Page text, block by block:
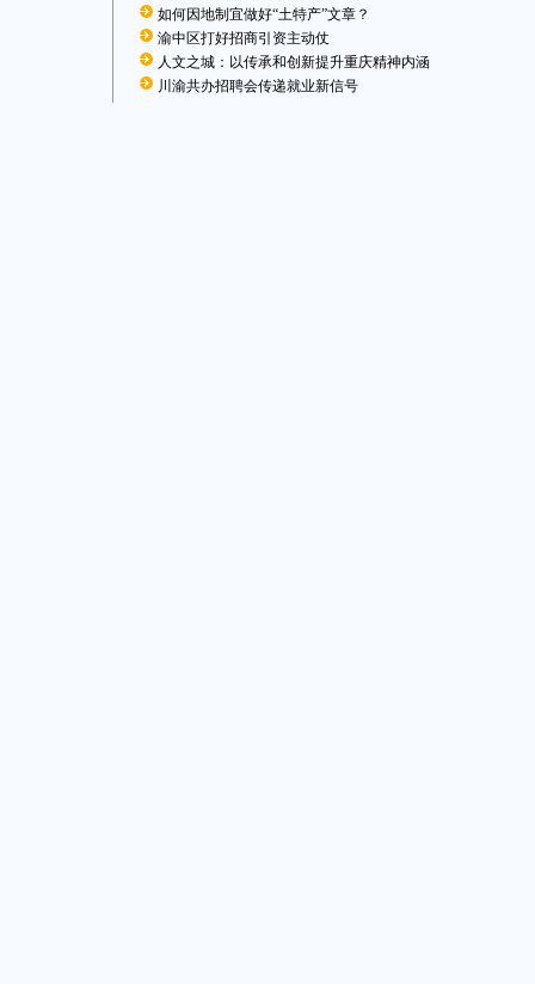
如何因地制宜做好“土特产”文章？
渝中区打好招商引资主动仗
人文之城：以传承和创新提升重庆精神内涵
川渝共办招聘会传递就业新信号